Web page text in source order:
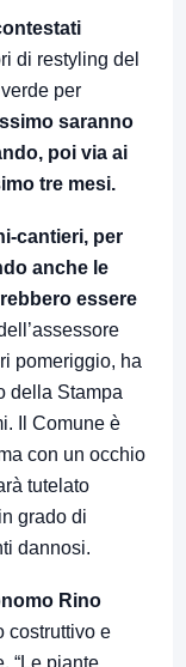
di restyling del
per
saranno
poi via ai
tre mesi.
cantieri, per
anche le
essere
pomeriggio, ha
della Stampa
Il Comune è
con un occhio
tutelato
grado di
dannosi.
Rino
costruttivo e